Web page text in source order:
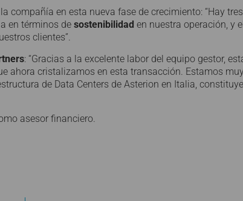
compañía en esta nueva fase de crecimiento: “Hay
en términos de sostenibilidad en nuestra operación, y
clientes”.
: “Gracias a la excelente labor del equipo gestor,
ahora cristalizamos en esta transacción. Estamos
de Data Centers de Asterion en Italia,
asesor financiero.